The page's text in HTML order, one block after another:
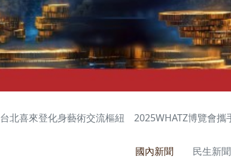
台北喜來登化身藝術交流樞紐 2025WHATZ博覽會攜
國內新聞 民生新聞